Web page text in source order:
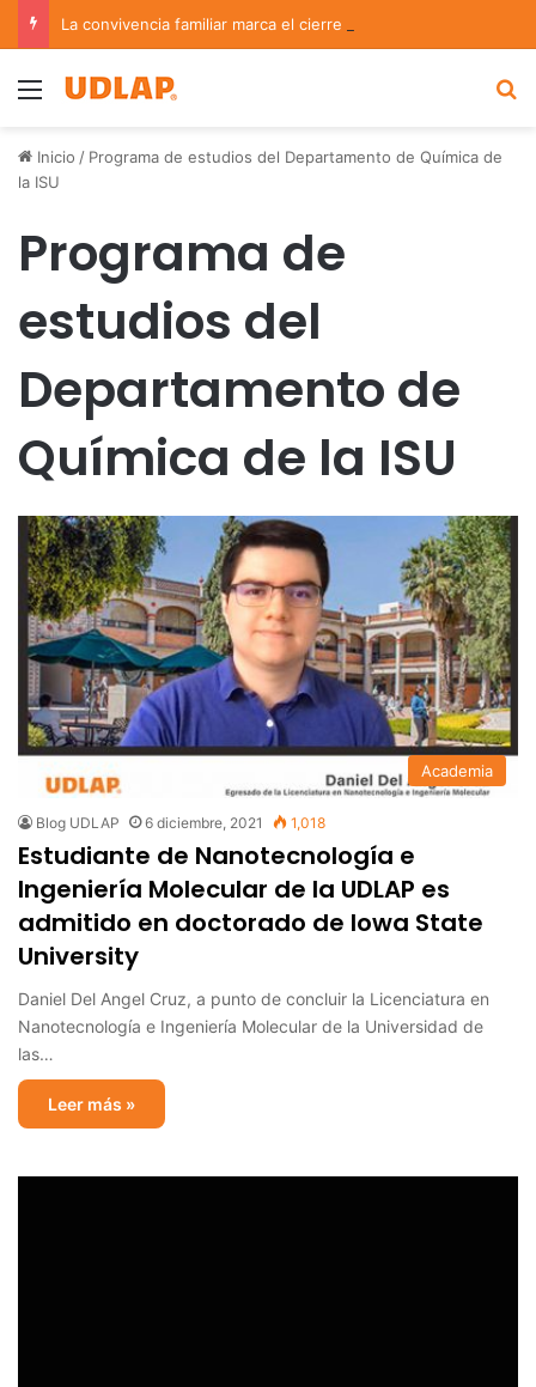
Menu
Inicio / Programa de estudios del Departamento de Química de
la ISU
Programa de
estudios del
Departamento de
Química de la ISU
Academia
Blog UDLAP 6 diciembre, 2021 1,018
Estudiante de Nanotecnología e
Ingeniería Molecular de la UDLAP es
admitido en doctorado de Iowa State
University
Daniel Del Angel Cruz, a punto de concluir la Licenciatura en
Nanotecnología e Ingeniería Molecular de la Universidad de
las…
Leer más »